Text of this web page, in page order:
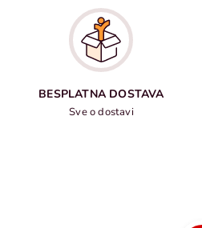
BESPLATNA DOSTAVA
Sve o dostavi